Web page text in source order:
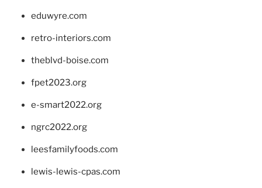
eduwyre.com
retro-interiors.com
theblvd-boise.com
fpet2023.org
e-smart2022.org
ngrc2022.org
leesfamilyfoods.com
lewis-lewis-cpas.com